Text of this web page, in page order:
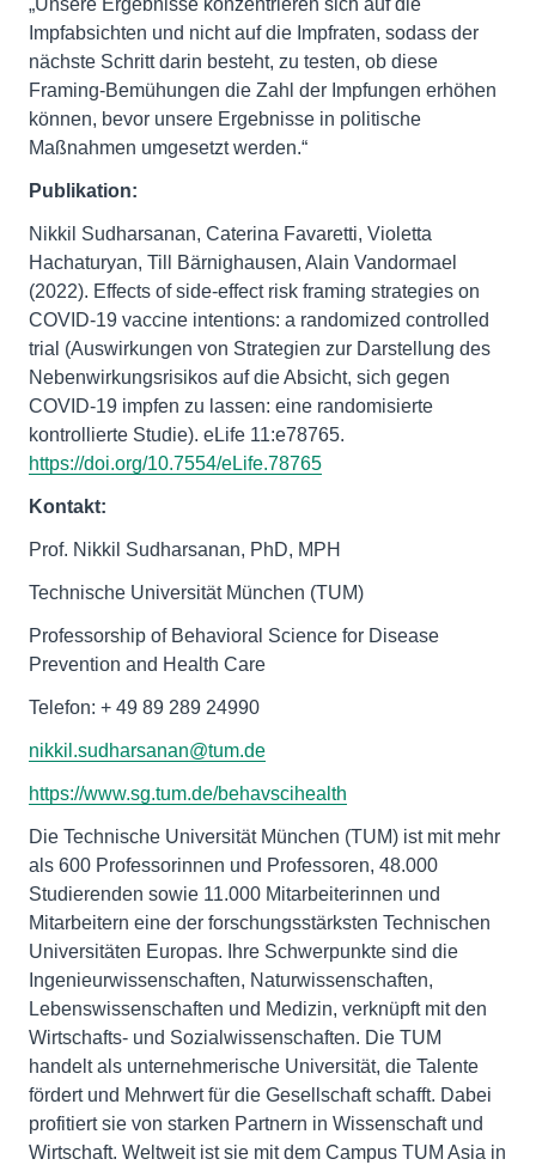
„Unsere Ergebnisse konzentrieren sich auf die
Impfabsichten und nicht auf die Impfraten, sodass der
nächste Schritt darin besteht, zu testen, ob diese
Framing-Bemühungen die Zahl der Impfungen erhöhen
können, bevor unsere Ergebnisse in politische
Maßnahmen umgesetzt werden.“
Publikation:
Nikkil Sudharsanan, Caterina Favaretti, Violetta
Hachaturyan, Till Bärnighausen, Alain Vandormael
(2022). Effects of side-effect risk framing strategies on
COVID-19 vaccine intentions: a randomized controlled
trial (Auswirkungen von Strategien zur Darstellung des
Nebenwirkungsrisikos auf die Absicht, sich gegen
COVID-19 impfen zu lassen: eine randomisierte
kontrollierte Studie). eLife 11:e78765.
https://doi.org/10.7554/eLife.78765
Kontakt:
Prof. Nikkil Sudharsanan, PhD, MPH
Technische Universität München (TUM)
Professorship of Behavioral Science for Disease
Prevention and Health Care
Telefon: + 49 89 289 24990
nikkil.sudharsanan@tum.de
https://www.sg.tum.de/behavscihealth
Die Technische Universität München (TUM) ist mit mehr
als 600 Professorinnen und Professoren, 48.000
Studierenden sowie 11.000 Mitarbeiterinnen und
Mitarbeitern eine der forschungsstärksten Technischen
Universitäten Europas. Ihre Schwerpunkte sind die
Ingenieurwissenschaften, Naturwissenschaften,
Lebenswissenschaften und Medizin, verknüpft mit den
Wirtschafts- und Sozialwissenschaften. Die TUM
handelt als unternehmerische Universität, die Talente
fördert und Mehrwert für die Gesellschaft schafft. Dabei
profitiert sie von starken Partnern in Wissenschaft und
Wirtschaft. Weltweit ist sie mit dem Campus TUM Asia in